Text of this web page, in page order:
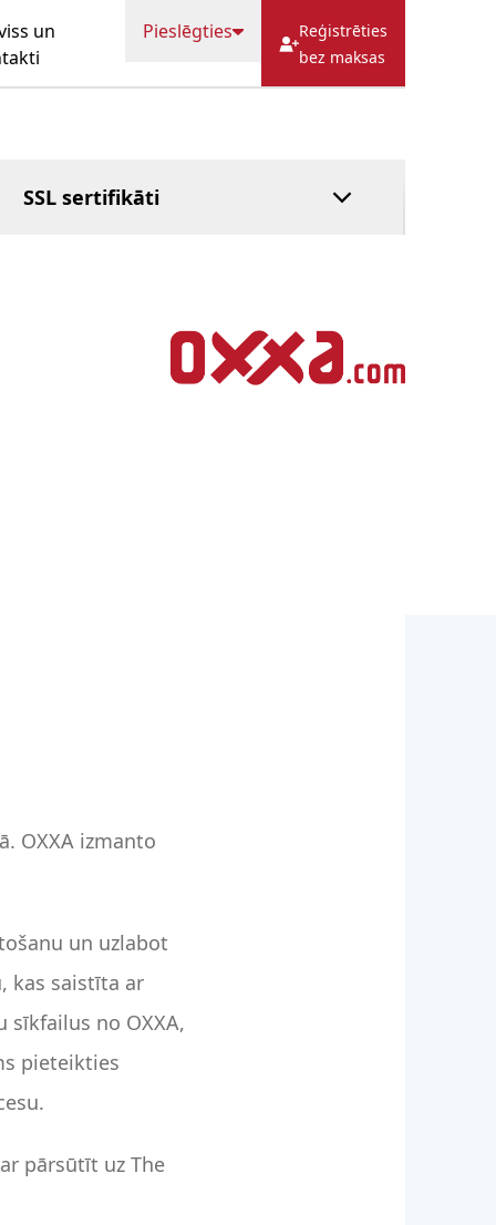
un
Pieslēgties
Reģistrēties
bez maksas
SSL sertifikāti
HostFact
Pilnvarotā
OXXA izmanto
un uzlabot
kas saistīta ar
no OXXA,
pieteikties
pārsūtīt uz The